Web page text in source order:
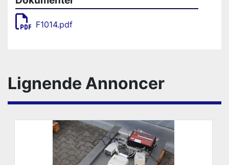
F1014.pdf
Lignende Annoncer